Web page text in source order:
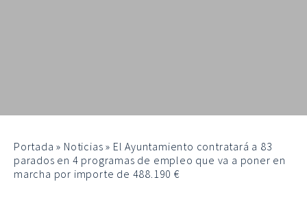
Portada » Noticias » El Ayuntamiento contratará a 83
parados en 4 programas de empleo que va a poner en
marcha por importe de 488.190 €